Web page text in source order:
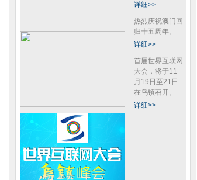
上海外滩陈毅广场踩踏事件36位
遇难者名单全部核实并公布
详细>>
热烈庆祝澳门回
归十五周年。
详细>>
首届世界互联网
大会，将于11
月19日至21日
在乌镇召开。
详细>>